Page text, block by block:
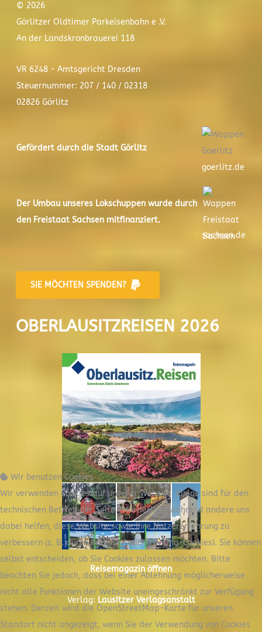
© 2026
Görlitzer Oldtimer Parkeisenbahn e .V.
An der Landskronbrauerei 118
VR 6248 - Amtsgericht Dresden
Steuernummer: 207 / 140 / 02318
02826 Görlitz
Gefördert durch die Stadt Görlitz
goerlitz.de
Der Umbau unseres Lokschuppen wurde durch
den Freistaat Sachsen mitfinanziert.
sachsen.de
SIE MÖCHTEN SPENDEN?
OBERLAUSITZREISEN 2026
Reisemagazin öffnen
Verlag: Lausitzer Verlagsanstalt
Wir benutzen Cookies
Wir verwenden Cookies auf unserer Website. Einige sind für den
technischen Betrieb der Seite erforderlich, während andere uns
dabei helfen, diese Website sowie Ihre Nutzererfahrung zu
verbessern (z. B. durch Analyse- und Tracking-Cookies). Sie können
selbst entscheiden, ob Sie Cookies zulassen möchten. Bitte
beachten Sie jedoch, dass bei einer Ablehnung möglicherweise
nicht alle Funktionen der Website uneingeschränkt zur Verfügung
stehen. Derzeit wird die OpenStreetMap-Karte für unseren
Standort nicht angezeigt, wenn Sie der Verwendung von Cookies